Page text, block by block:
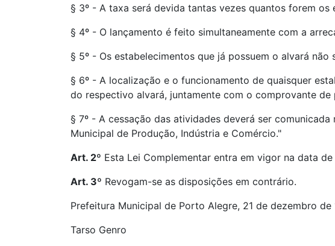
§ 3º - A taxa será devida tantas vezes quantos forem
§ 4º - O lançamento é feito simultaneamente com a
§ 5º - Os estabelecimentos que já possuem o alvará
§ 6º - A localização e o funcionamento de quaisquer
do respectivo alvará, juntamente com o comprovante de
§ 7º - A cessação das atividades deverá ser
Municipal de Produção, Indústria e Comércio."
Art. 2º Esta Lei Complementar entra em vigor na data
Art. 3º Revogam-se as disposições em contrário.
Prefeitura Municipal de Porto Alegre, 21 de dezembro de
Tarso Genro